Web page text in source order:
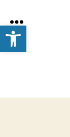
פתח סרגל נגישות
תפריט